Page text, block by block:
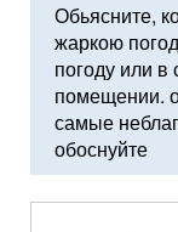
Обьясните,
жаркою
погоду или
помещении.
самые
обоснуйте